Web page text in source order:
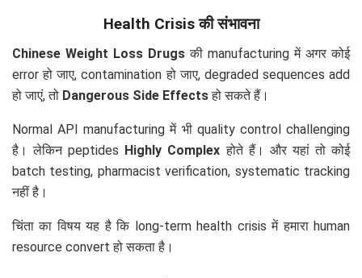
Health Crisis की संभावना
Chinese Weight Loss Drugs की manufacturing में अगर कोई
error हो जाए, contamination हो जाए, degraded sequences add
हो जाएं, तो Dangerous Side Effectsहो सकते हैं।
Normal API manufacturing में भी quality control challenging
है। लेकिन peptides Highly Complex होते हैं। और यहां तो कोई
batch testing, pharmacist verification, systematic tracking
नहीं है।
चिंता का विषय यह है कि long-term health crisis में हमारा human
resource convert हो सकता है।